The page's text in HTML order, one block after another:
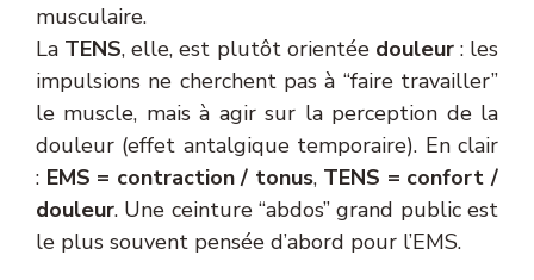
musculaire.
La TENS, elle, est plutôt orientée douleur: les
impulsions ne cherchent pas à “faire travailler”
le muscle, mais à agir sur la perception de la
douleur (effet antalgique temporaire). En clair
: EMS = contraction / tonus, TENS = confort /
douleur. Une ceinture “abdos” grand public est
le plus souvent pensée d’abord pour l’EMS.